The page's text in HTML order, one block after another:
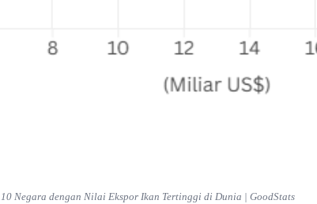
10 Negara dengan Nilai Ekspor Ikan Tertinggi di Dunia | GoodStats